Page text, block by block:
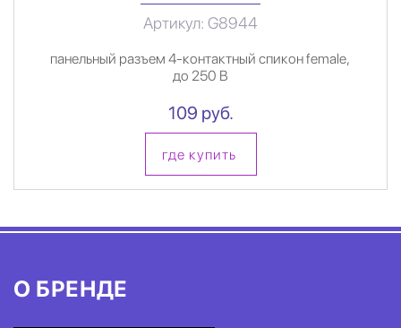
Артикул: G8944
панельный разъем 4-контактный спикон female,
до 250 В
109 руб.
где купить
О БРЕНДЕ